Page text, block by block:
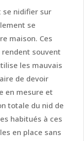
se nidifier sur
se
maison. Ces
souvent
les mauvais
de devoir
en mesure et
totale du nid de
habitués à ces
en place sans